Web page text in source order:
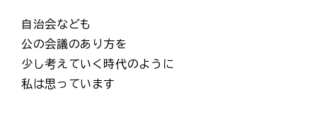
自治会なども
公の会議のあり方を
少し考えていく時代のように
私は思っています